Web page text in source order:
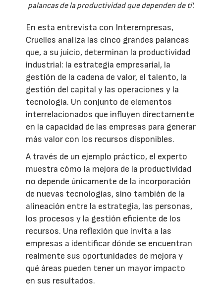
palancas de la productividad que dependen de ti'.
En esta entrevista con Interempresas,
Cruelles analiza las cinco grandes palancas
que, a su juicio, determinan la productividad
industrial: la estrategia empresarial, la
gestión de la cadena de valor, el talento, la
gestión del capital y las operaciones y la
tecnología. Un conjunto de elementos
interrelacionados que influyen directamente
en la capacidad de las empresas para generar
más valor con los recursos disponibles.
A través de un ejemplo práctico, el experto
muestra cómo la mejora de la productividad
no depende únicamente de la incorporación
de nuevas tecnologías, sino también de la
alineación entre la estrategia, las personas,
los procesos y la gestión eficiente de los
recursos. Una reflexión que invita a las
empresas a identificar dónde se encuentran
realmente sus oportunidades de mejora y
qué áreas pueden tener un mayor impacto
en sus resultados.